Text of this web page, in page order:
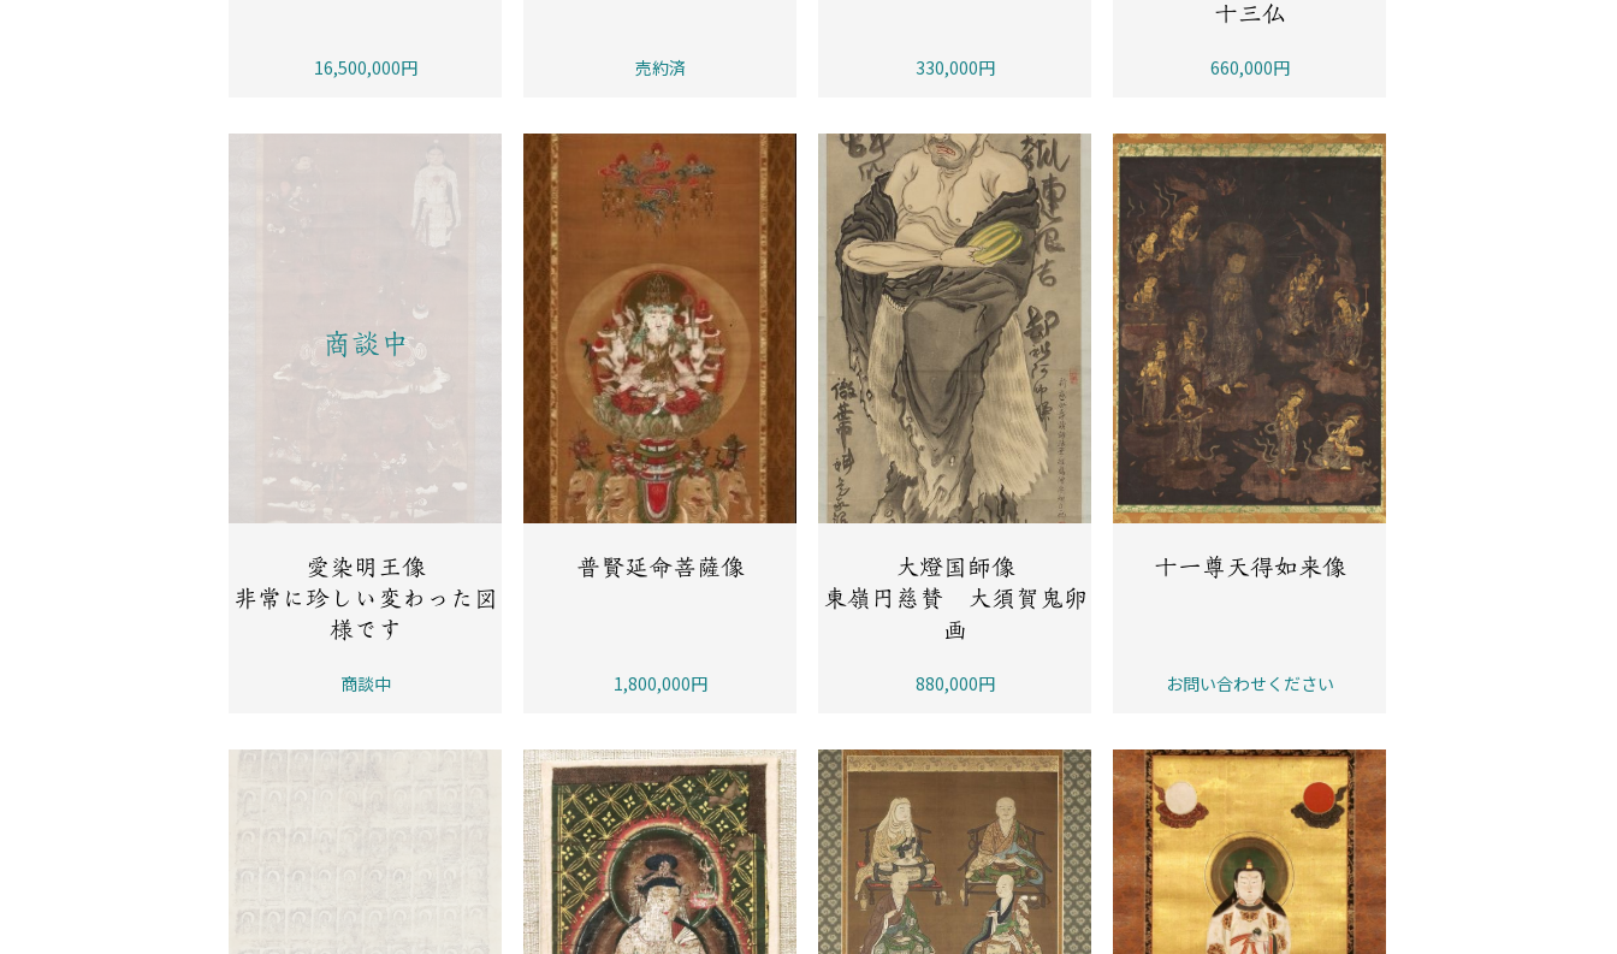
16,500,000円 売約済 330,000円
十三仏
660,000円
商談中
愛染明王像
非常に珍しい変わった図
様です
商談中
普賢延命菩薩像
1,800,000円
大燈国師像
東嶺円慈賛 大須賀鬼卵
画
880,000円
十一尊天得如来像
お問い合わせください